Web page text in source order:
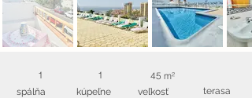
1
spálňa
1
kúpeľne
45 m²
veľkosť terasa